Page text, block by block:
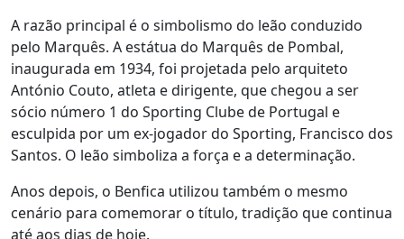
A razão principal é o simbolismo do leão conduzido
pelo Marquês. A estátua do Marquês de Pombal,
inaugurada em 1934, foi projetada pelo arquiteto
António Couto, atleta e dirigente, que chegou a ser
sócio número 1 do Sporting Clube de Portugal e
esculpida por um ex-jogador do Sporting, Francisco dos
Santos. O leão simboliza a força e a determinação.
Anos depois, o Benfica utilizou também o mesmo
cenário para comemorar o título, tradição que continua
até aos dias de hoje.